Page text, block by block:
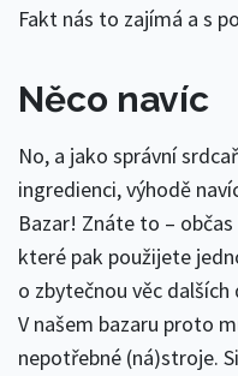
Fakt nás to zajímá a s
Něco navíc
No, a jako správní
ingredienci, výhodě
Bazar! Znáte to –
které pak použijete
o zbytečnou věc
V našem bazaru proto
nepotřebné (ná)stroje.